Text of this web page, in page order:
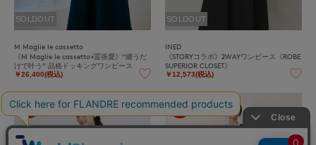
SOLDOUT
M Maglie le cassetto
《M Maglie le cassetto×冨張愛》“纏うだ
けで叶う” 品格ドッキングワンピース
￥26,400(税込)
SOLDOUT
INED
《STORYコラボ》2WAYワンピース《ROBE
SUPERIOR CLOSET》
￥12,573(税込)
50%
OFF
50%
OFF